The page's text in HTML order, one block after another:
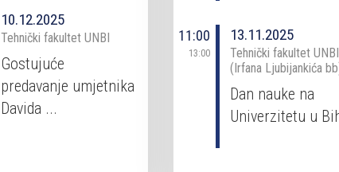
Tel.: 037310990 | Fax: 037310990
Email:
10.12.2025
Tehnički fakultet UNBI
Gostujuće
predavanje umjetnika
Davida ...
11:00
13:00
13.11.2025
Tehnički fakultet UNBI
(Irfana Ljubijankića
Dan nauke na
Univerzitetu u